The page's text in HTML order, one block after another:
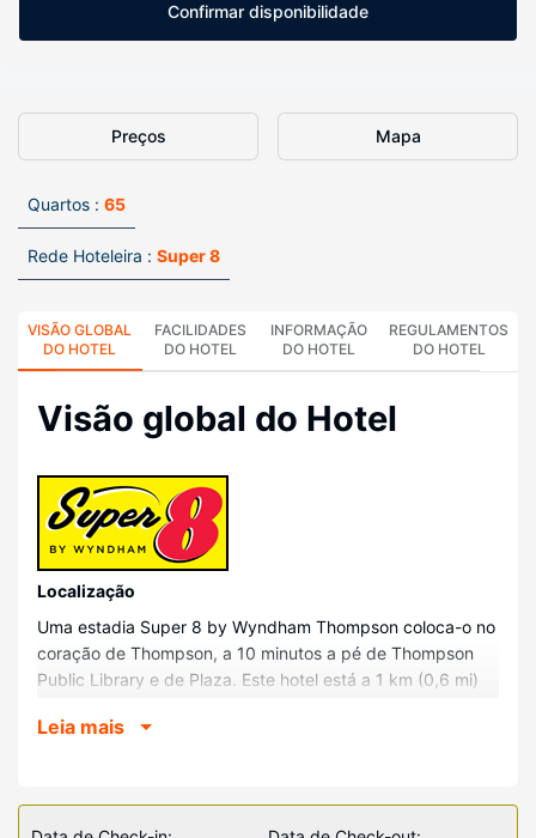
Confirmar disponibilidade
Preços Mapa
Quartos : 65
Rede Hoteleira : Super 8
VISÃO GLOBAL
DO HOTEL
FACILIDADES
DO HOTEL
INFORMAÇÃO
DO HOTEL
REGULAMENTOS
DO HOTEL
Visão global do Hotel
Localização
Uma estadia Super 8 by Wyndham Thompson coloca-o no
coração de Thompson, a 10 minutos a pé de Thompson
Public Library e de Plaza. Este hotel está a 1 km (0,6 mi)
mi) de Jardim Zoológico de Thompson.
Sinta-se em casa num dos 65 quartos com ar
condicionado, um frigorífico e um micro-ondas. Ligue-se à
Leia mais